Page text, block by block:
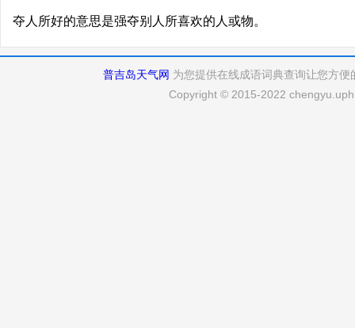
夺人所好的意思是强夺别人所喜欢的人或物。
普吉岛天气网 为您提供在线成语词典查询让您方
Copyright © 2015-2022